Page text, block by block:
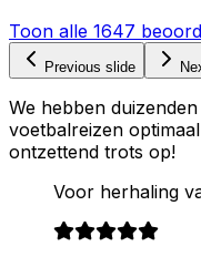
Toon alle 1647
Previous slide
We hebben
voetbalreizen
ontzettend trots op!
Voor herhaling